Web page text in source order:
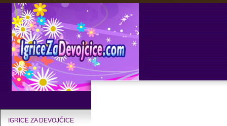
IGRICE ZA DEVOJČICE